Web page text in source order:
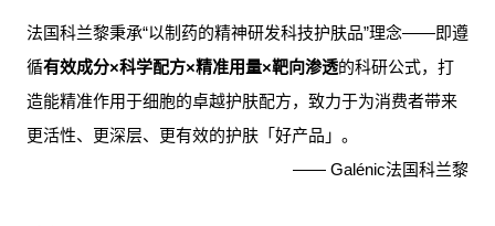
法国科兰黎秉承“以制药的精神研发科技护肤品”理念——即遵
循有效成分×科学配方×精准用量×靶向渗透的科研公式，打
造能精准作用于细胞的卓越护肤配方，致力于为消费者带来
更活性、更深层、更有效的护肤「好产品」。
—— Galénic法国科兰黎